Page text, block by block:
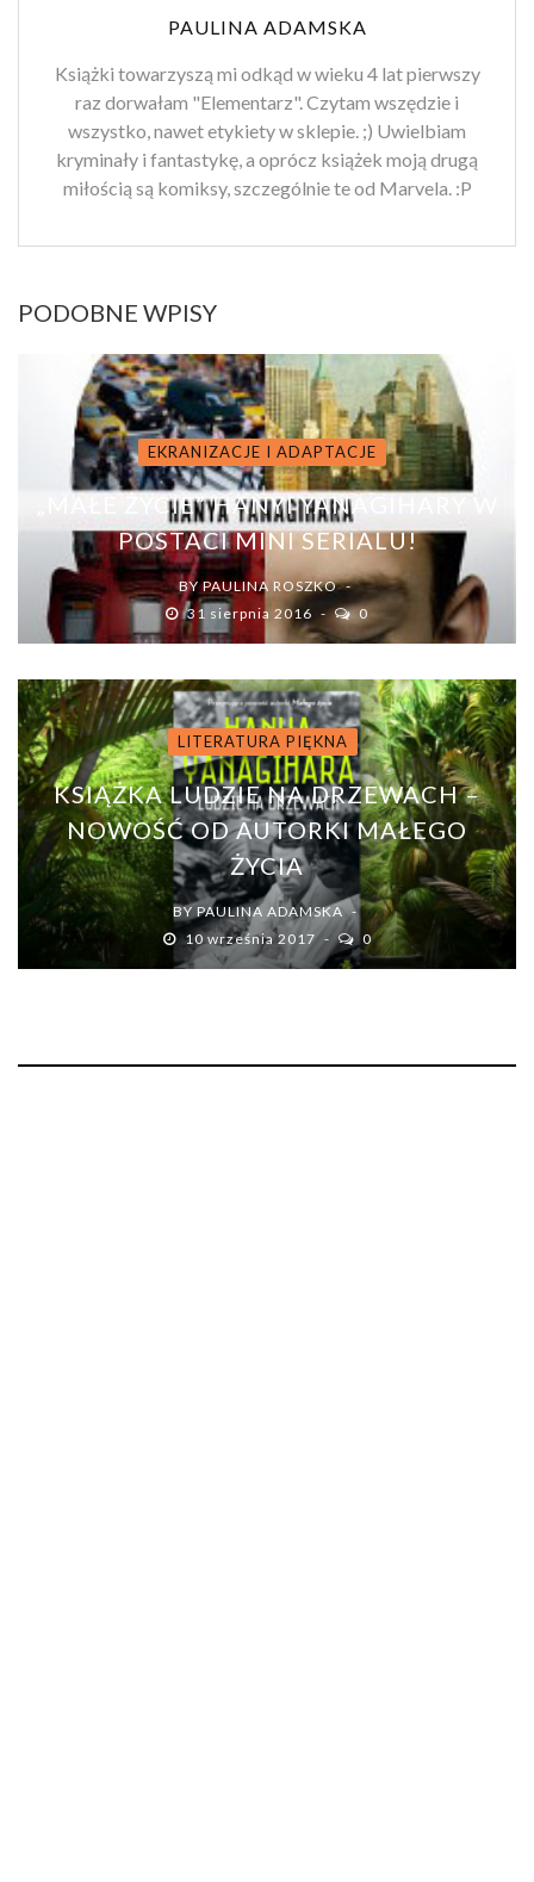
PAULINA ADAMSKA
Książki towarzyszą mi odkąd w wieku 4 lat pierwszy
raz dorwałam "Elementarz". Czytam wszędzie i
wszystko, nawet etykiety w sklepie. ;) Uwielbiam
kryminały i fantastykę, a oprócz książek moją drugą
miłością są komiksy, szczególnie te od Marvela. :P
PODOBNE WPISY
EKRANIZACJE I ADAPTACJE
„MAŁE ŻYCIE” HANYI YANAGIHARY W
POSTACI MINI SERIALU!
BYPAULINA ROSZKO
31 sierpnia 2016
0
LITERATURA PIĘKNA
KSIĄŻKA LUDZIE NA DRZEWACH –
NOWOŚĆ OD AUTORKI MAŁEGO
ŻYCIA
BY PAULINA ADAMSKA
10 września 2017
0